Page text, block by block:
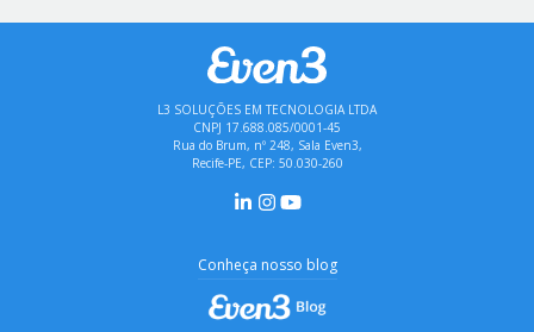
L3 SOLUÇÕES EM TECNOLOGIA LTDA
CNPJ 17.688.085/0001-45
Rua do Brum, nº 248, Sala Even3,
Recife-PE, CEP: 50.030-260
Conheça nosso blog